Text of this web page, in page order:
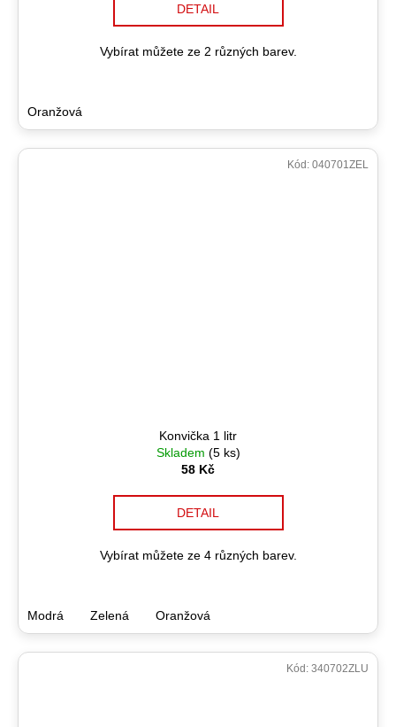
DETAIL
Vybírat můžete ze 2 různých barev.
Oranžová
Konvička 1 litr
Skladem (5 ks)
58 Kč
DETAIL
Vybírat můžete ze 4 různých barev.
Modrá Zelená Oranžová
Kód: 040701ZEL
Kód: 340702ZLU